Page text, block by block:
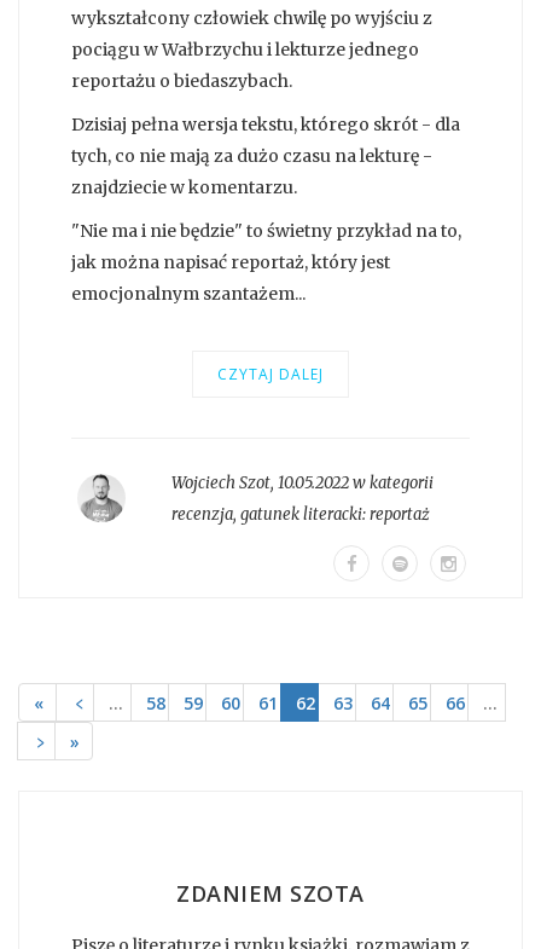
wykształcony człowiek chwilę po wyjściu z
pociągu w Wałbrzychu i lekturze jednego
reportażu o biedaszybach.
Dzisiaj pełna wersja tekstu, którego skrót - dla
tych, co nie mają za dużo czasu na lekturę -
znajdziecie w komentarzu.
"Nie ma i nie będzie" to świetny przykład na to,
jak można napisać reportaż, który jest
emocjonalnym szantażem...
CZYTAJ DALEJ
Wojciech Szot, 10.05.2022 w kategorii
recenzja, gatunek literacki:reportaż
« ﹤ … 58 59 60 61 62 63 64 65 66
…
﹥
»
ZDANIEM SZOTA